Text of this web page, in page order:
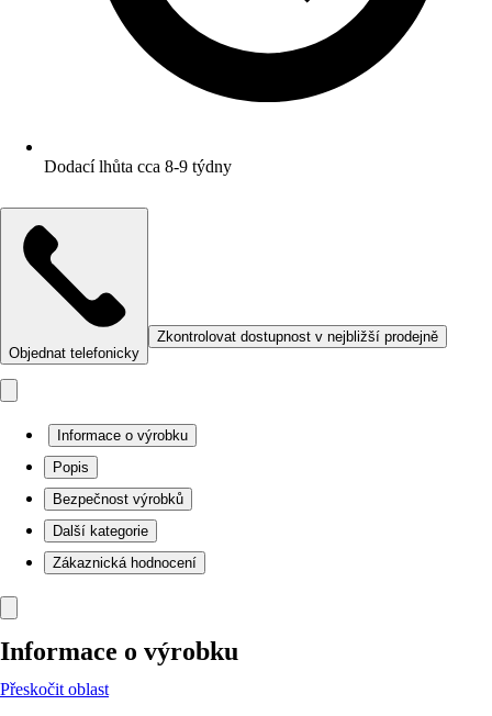
Dodací lhůta cca 8-9 týdny
Objednat telefonicky
Zkontrolovat dostupnost v nejbližší prodejně
Informace o výrobku
Popis
Bezpečnost výrobků
Další kategorie
Zákaznická hodnocení
Informace o výrobku
Přeskočit oblast